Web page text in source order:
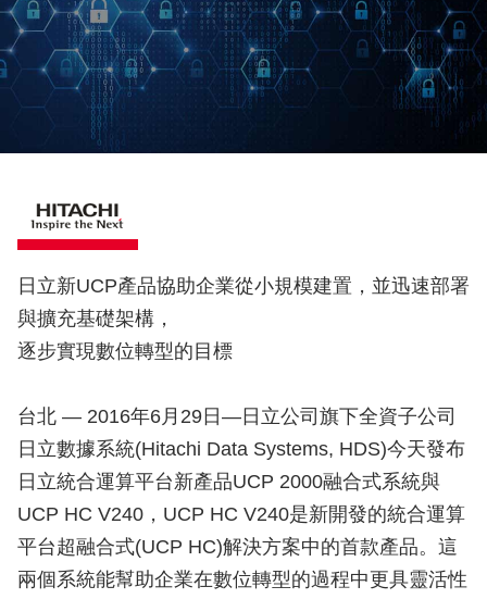
日立新UCP產品協助企業從小規模建置，並迅速部署
與擴充基礎架構，
逐步實現數位轉型的目標
台北 — 2016年6月29日—日立公司旗下全資子公司
日立數據系統(Hitachi Data Systems, HDS)今天發布
日立統合運算平台新產品UCP 2000融合式系統與
UCP HC V240，UCP HC V240是新開發的統合運算
平台超融合式(UCP HC)解決方案中的首款產品。這
兩個系統能幫助企業在數位轉型的過程中更具靈活性